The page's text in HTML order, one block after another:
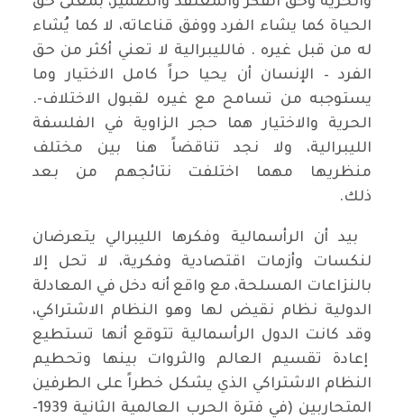
الحياة كما يشاء الفرد ووفق قناعاته، لا كما يُشاء
له من قبل غيره . فالليبرالية لا تعني أكثر من حق
الفرد – الإنسان أن يحيا حراً كامل الاختيار وما
يستوجبه من تسامح مع غيره لقبول الاختلاف-.
الحرية والاختيار هما حجر الزاوية في الفلسفة
الليبرالية، ولا نجد تناقضاً هنا بين مختلف
منظريها مهما اختلفت نتائجهم من بعد
ذلك.
بيد أن الرأسمالية وفكرها الليبرالي يتعرضان
لنكسات وأزمات اقتصادية وفكرية، لا تحل إلا
بالنزاعات المسلحة، مع واقع أنه دخل في المعادلة
الدولية نظام نقيض لها وهو النظام الاشتراكي،
وقد كانت الدول الرأسمالية تتوقع أنها تستطيع
إعادة تقسيم العالم والثروات بينها وتحطيم
النظام الاشتراكي الذي يشكل خطراً على الطرفين
المتحاربين (في فترة الحرب العالمية الثانية 1939-